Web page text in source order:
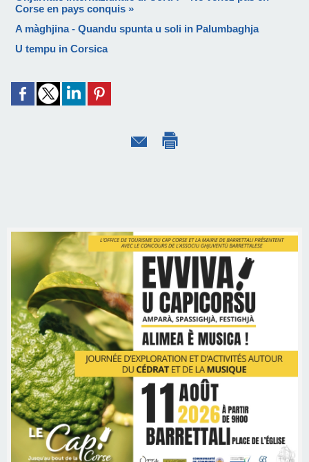
Corse en pays conquis »
A màghjina - Quandu spunta u soli in Palumbaghja
U tempu in Corsica